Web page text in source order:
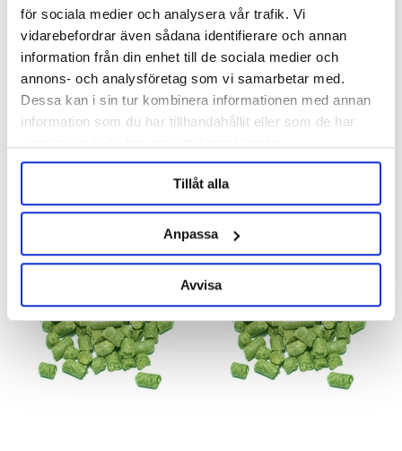
för sociala medier och analysera vår trafik. Vi
vidarebefordrar även sådana identifierare och annan
information från din enhet till de sociala medier och
annons- och analysföretag som vi samarbetar med.
Dessa kan i sin tur kombinera informationen med annan
information som du har tillhandahållit eller som de har
Tillåt alla
Anpassa
Avvisa
Ask about product
About the manufacturer
RELATED PRODUCTS